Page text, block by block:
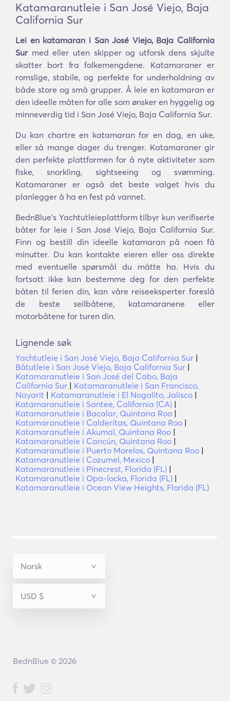
Katamaranutleie i San José Viejo, Baja
California Sur
Lei en katamaran i San José Viejo, Baja California
Sur med eller uten skipper og utforsk dens skjulte
skatter bort fra folkemengdene. Katamaraner er
romslige, stabile, og perfekte for underholdning av
både store og små grupper. Å leie en katamaran er
den ideelle måten for alle som ønsker en hyggelig og
minneverdig tid i San José Viejo, Baja California Sur.
Du kan chartre en katamaran for en dag, en uke,
eller så mange dager du trenger. Katamaraner gir
den perfekte plattformen for å nyte aktiviteter som
fiske, snorkling, sightseeing og svømming.
Katamaraner er også det beste valget hvis du
planlegger å ha en fest på vannet.
BednBlue's Yachtutleieplattform tilbyr kun verifiserte
båter for leie i San José Viejo, Baja California Sur.
Finn og bestill din ideelle katamaran på noen få
minutter. Du kan kontakte eieren eller oss direkte
med eventuelle spørsmål du måtte ha. Hvis du
fortsatt ikke kan bestemme deg for den perfekte
båten til ferien din, kan våre reiseeksperter foreslå
de beste seilbåtene, katamaranene eller
motorbåtene for turen din.
Lignende søk
Yachtutleie i San José Viejo, Baja California Sur |
Båtutleie i San José Viejo, Baja California Sur |
Katamaranutleie i San José del Cabo, Baja
California Sur | Katamaranutleie i San Francisco,
Nayarit | Katamaranutleie i El Nogalito, Jalisco |
Katamaranutleie i Santee, California (CA) |
Katamaranutleie i Bacalar, Quintana Roo |
Katamaranutleie i Calderitas, Quintana Roo |
Katamaranutleie i Akumal, Quintana Roo |
Katamaranutleie i Cancún, Quintana Roo |
Katamaranutleie i Puerto Morelos, Quintana Roo |
Katamaranutleie i Cozumel, Mexico |
Katamaranutleie i Pinecrest, Florida (FL) |
Katamaranutleie i Opa-locka, Florida (FL) |
Katamaranutleie i Ocean View Heights, Florida (FL)
BednBlue © 2026